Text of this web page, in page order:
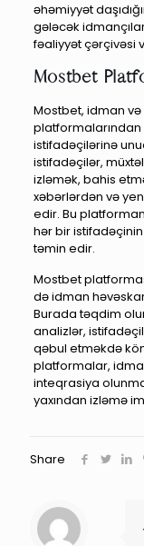
əhəmiyyət
gələcək
fəaliyyət çərçivəsi
Mostbet
Mostbet, idman və
istifadəçilərinə
istifadəçilər,
izləmək, bahis
xəbərlərdən və
edir. Bu
hər bir
təmin edir.
Mostbet
də idman
Burada təqdim
analizlər,
qəbul etməkdə
platformalar,
inteqrasiya
yaxından izləmə
Share